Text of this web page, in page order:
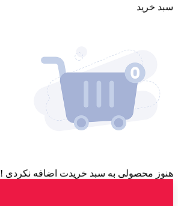
سبد خرید
هنوز محصولی به سبد خریدت اضافه نکردی !